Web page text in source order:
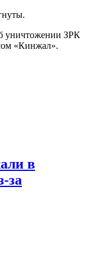
уничтожении ЗРК
«Кинжал».
в
за